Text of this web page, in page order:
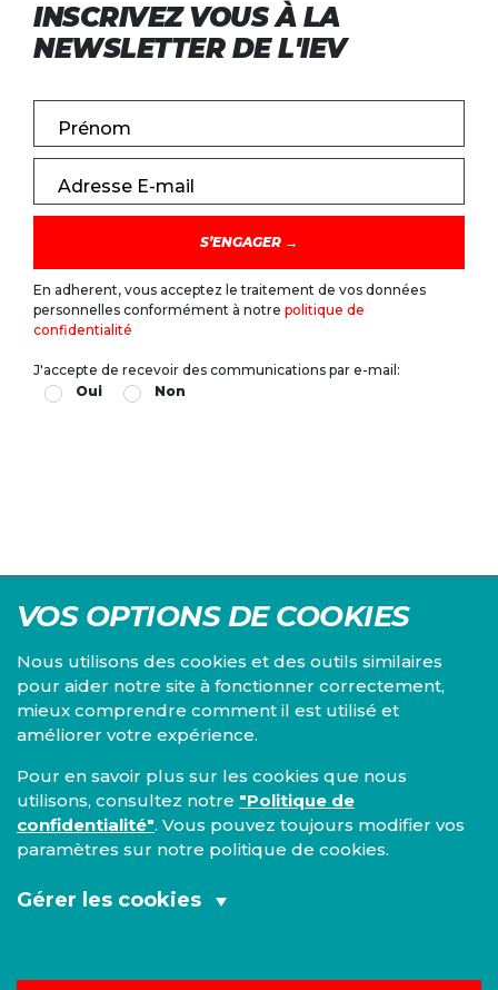
INSCRIVEZ VOUS À LA
NEWSLETTER DE L'IEV
Prénom
Adresse E-mail
En adherent, vous acceptez le traitement de vos données
personnelles conformément à notre politique de
confidentialité
J'accepte de recevoir des communications par e-mail:
Oui
Non
VOS OPTIONS DE COOKIES
Nous utilisons des cookies et des outils similaires
pour aider notre site à fonctionner correctement,
mieux comprendre comment il est utilisé et
améliorer votre expérience.
Pour en savoir plus sur les cookies que nous
utilisons, consultez notre "Politique de
confidentialité". Vous pouvez toujours modifier vos
paramètres sur notre politique de cookies.
Gérer les cookies
Centre d'études du PS, l'Institut Emile Vandervelde se
consacre à la recherche sur toutes les questions d'ordre
économique, social, financier, administratif, politique,
éthique, juridique et environnemental.
IEV
1000 Bruxelles